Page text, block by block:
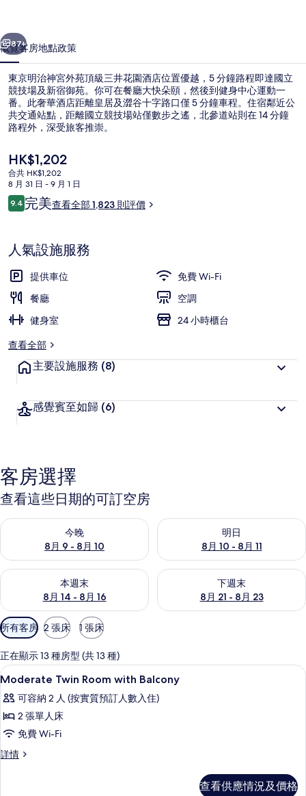
苑
頂
級
三
井
花
園
酒
店
相
片
集
個 下一個
87+
概覽客房地點政策
東京明治神宮外苑頂級三井花園酒店位置優越，5 分鐘路程即達國立
競技場及新宿御苑。你可在餐廳大快朵頤，然後到健身中心運動一
番。此奢華酒店距離皇居及澀谷十字路口僅 5 分鐘車程。住宿鄰近公
共交通站點，距離國立競技場站僅數步之遙，北參道站則在 14 分鐘
路程外，深受旅客推崇。
現
價
HK$1,202
HK$1,202
合共 HK$1,202
8 月 31 日 - 9 月 1 日
評
價
9.49.4 分，滿分 10 分，
完美查看全部 1,823 則評價
人氣設施服務
提供車位
免費 Wi-Fi
餐廳
空調
健身室
24 小時櫃台
查看全部
主要設施服務 (8)
感覺賓至如歸 (6)
客房選擇
查看這些日期的可訂空房
今晚
8月 9 - 8月 10
查看今晚 8月 9 - 8月 10的可訂空房
明日
8月 10 - 8月 11
查看明日 8月 10 - 8月 11的可
本週末
8月 14 - 8月 16
查看本週末 8月 14 - 8月 16的可訂空房
下週末
8月 21 - 8月 23
查看下週末 8月 21 - 8月 23的
可
用
嘅
客
房
篩
選
條
所有客房 2 張床 1 張床
正在顯示 13 種房型 (共 13 種)
載
入
所
有
Moderate
Twin
9
Moderate Twin Room with Balcony
可容納 2 人 (按實質預訂人數入住)
2 張單人床
免費 Wi-Fi
詳情
Moderate
查看供應情況及價格